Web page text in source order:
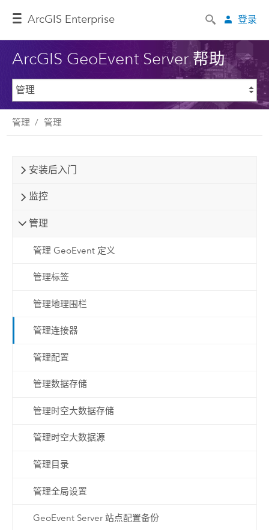
ArcGIS Enterprise 登录
ArcGIS GeoEvent Server 帮助
管理 管理
安装后入门
监控
管理
管理 GeoEvent 定义
管理标签
管理地理围栏
管理连接器
管理配置
管理数据存储
管理时空大数据存储
管理时空大数据源
管理目录
管理全局设置
GeoEvent Server 站点配置备份